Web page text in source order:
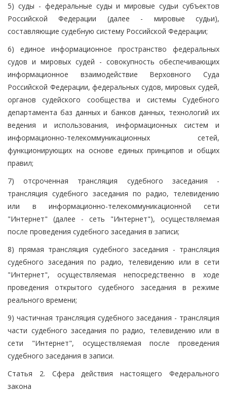
5) суды - федеральные суды и мировые судьи субъектов
Российской Федерации (далее - мировые судьи),
составляющие судебную систему Российской Федерации;
6) единое информационное пространство федеральных
судов и мировых судей - совокупность обеспечивающих
информационное взаимодействие Верховного Суда
Российской Федерации, федеральных судов, мировых судей,
органов судейского сообщества и системы Судебного
департамента баз данных и банков данных, технологий их
ведения и использования, информационных систем и
информационно-телекоммуникационных сетей,
функционирующих на основе единых принципов и общих
правил;
7) отсроченная трансляция судебного заседания -
трансляция судебного заседания по радио, телевидению
или в информационно-телекоммуникационной сети
"Интернет" (далее - сеть "Интернет"), осуществляемая
после проведения судебного заседания в записи;
8) прямая трансляция судебного заседания - трансляция
судебного заседания по радио, телевидению или в сети
"Интернет", осуществляемая непосредственно в ходе
проведения открытого судебного заседания в режиме
реального времени;
9) частичная трансляция судебного заседания - трансляция
части судебного заседания по радио, телевидению или в
сети "Интернет", осуществляемая после проведения
судебного заседания в записи.
Статья 2. Сфера действия настоящего Федерального
закона